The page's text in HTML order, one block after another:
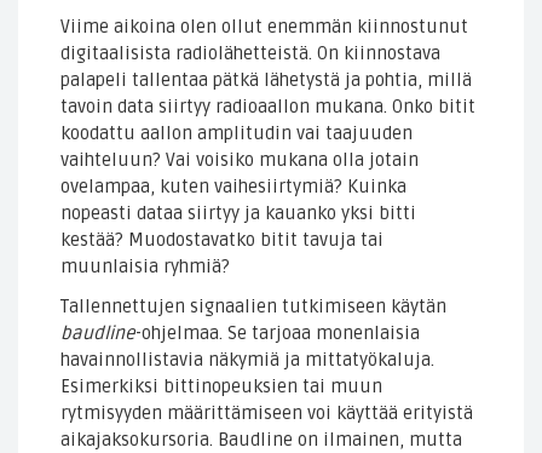
Viime aikoina olen ollut enemmän kiinnostunut
digitaalisista radiolähetteistä. On kiinnostava
palapeli tallentaa pätkä lähetystä ja pohtia, millä
tavoin data siirtyy radioaallon mukana. Onko bitit
koodattu aallon amplitudin vai taajuuden
vaihteluun? Vai voisiko mukana olla jotain
ovelampaa, kuten vaihesiirtymiä? Kuinka
nopeasti dataa siirtyy ja kauanko yksi bitti
kestää? Muodostavatko bitit tavuja tai
muunlaisia ryhmiä?
Tallennettujen signaalien tutkimiseen käytän
baudline-ohjelmaa. Se tarjoaa monenlaisia
havainnollistavia näkymiä ja mittatyökaluja.
Esimerkiksi bittinopeuksien tai muun
rytmisyyden määrittämiseen voi käyttää erityistä
aikajaksokursoria. Baudline on ilmainen, mutta